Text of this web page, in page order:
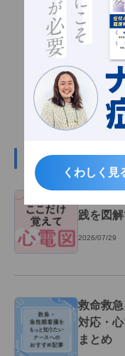
くわしく見
くわしく見
#心電図の関
心電図
践を図
2026/07/29
救命救
対応・
まとめ